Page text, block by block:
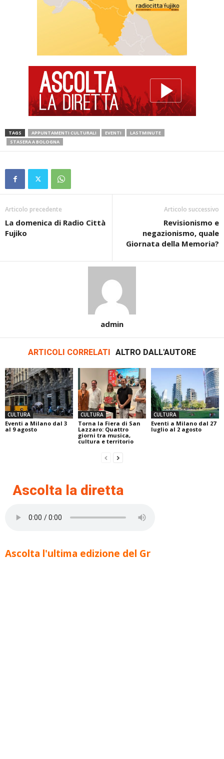
TAGS APPUNTAMENTI CULTURALI EVENTI
LASTMINUTE
STASERA A BOLOGNA
Articolo precedente
La domenica di Radio Città
Fujiko
Articolo successivo
Revisionismo e
negazionismo, quale
Giornata della Memoria?
admin
ARTICOLI CORRELATI ALTRO DALL'AUTORE
CULTURA
Eventi a Milano dal 3
al 9 agosto
CULTURA
Torna la Fiera di San
Lazzaro: Quattro
giorni tra musica,
cultura e territorio
CULTURA
Eventi a Milano dal 27
luglio al 2 agosto
Ascolta la diretta
Ascolta l'ultima edizione del Gr